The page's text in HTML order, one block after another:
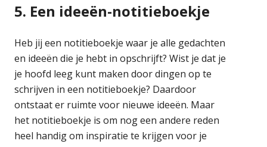
5. Een ideeën-notitieboekje
Heb jij een notitieboekje waar je alle gedachten
en ideeën die je hebt in opschrijft? Wist je dat je
je hoofd leeg kunt maken door dingen op te
schrijven in een notitieboekje? Daardoor
ontstaat er ruimte voor nieuwe ideeën. Maar
het notitieboekje is om nog een andere reden
heel handig om inspiratie te krijgen voor je